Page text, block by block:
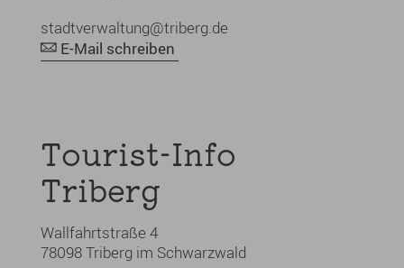
stadtverwaltung@triberg.de
E-Mail schreiben
Tourist-Info
Triberg
Wallfahrtstraße 4
78098 Triberg im Schwarzwald